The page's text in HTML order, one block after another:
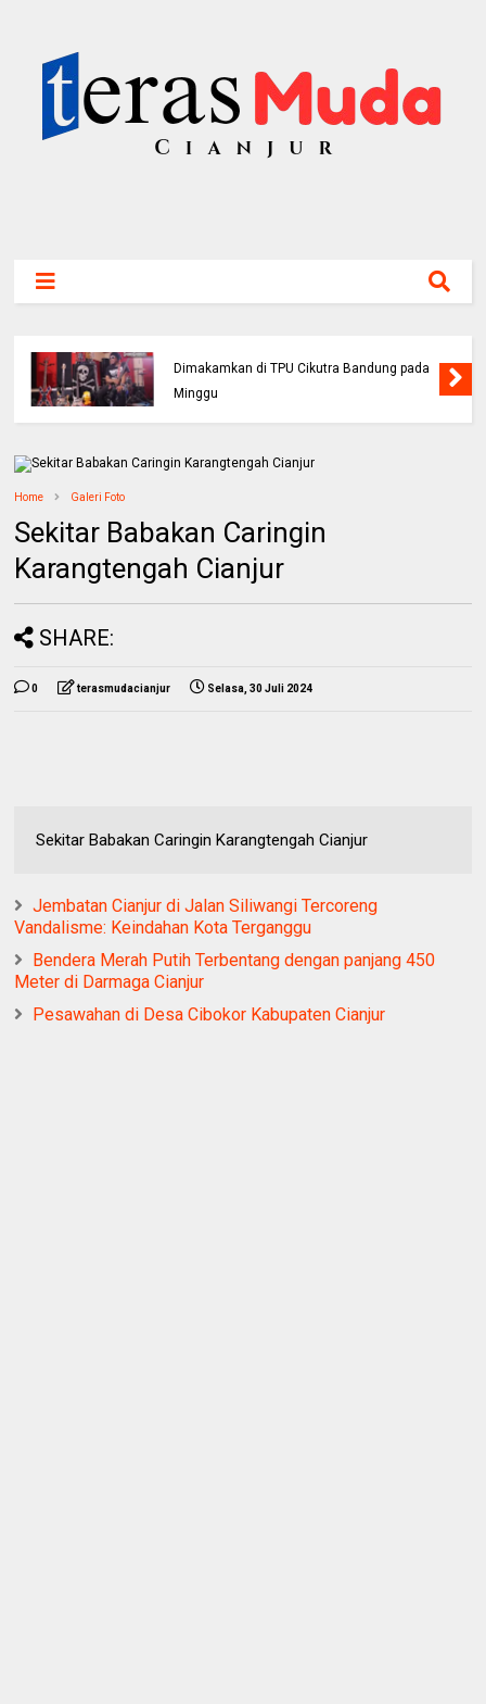
Dimakamkan di TPU Cikutra Bandung pada
Minggu
Home Galeri Foto
Sekitar Babakan Caringin
Karangtengah Cianjur
SHARE:
0 terasmudacianjur Selasa, 30 Juli 2024
Sekitar Babakan Caringin Karangtengah Cianjur
Jembatan Cianjur di Jalan Siliwangi Tercoreng
Vandalisme: Keindahan Kota Terganggu
Bendera Merah Putih Terbentang dengan panjang 450
Meter di Darmaga Cianjur
Pesawahan di Desa Cibokor Kabupaten Cianjur